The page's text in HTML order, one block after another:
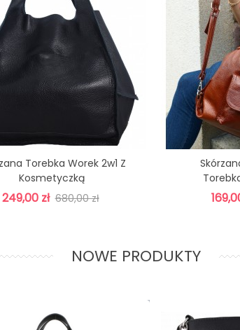
Dodaj Do Koszyka
Torebka Worek 2w1 Z
Kosmetyczką
249,00 zł 680,00 zł
NOWE PRODUKTY